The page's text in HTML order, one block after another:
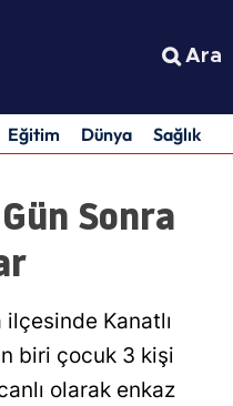
Ara
Eğitim Dünya Sağlık
Sonra
Kanatlı
biri çocuk 3 kişi
olarak enkaz